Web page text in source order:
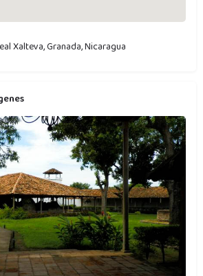
Xalteva, Granada, Nicaragua